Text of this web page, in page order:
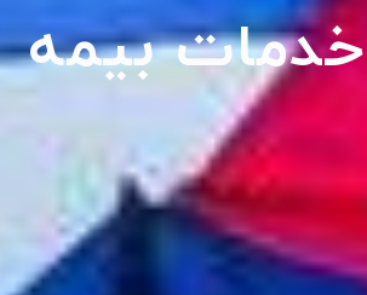
خدمات بیمه